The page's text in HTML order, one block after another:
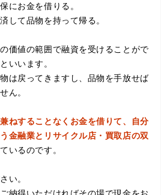
時からとても感じが良くて来店
て良かったです。これからこちら
ました。ありがとうございまし
にお金を借りる。
して品物を持って帰る。
価値の範囲で融資を受けることがで
といいます。
は戻ってきますし、品物を手放せば
ん。
兼ねすることなくお金を借りて、自分
金融業とリサイクル店・買取店の双
いるのです。
い。